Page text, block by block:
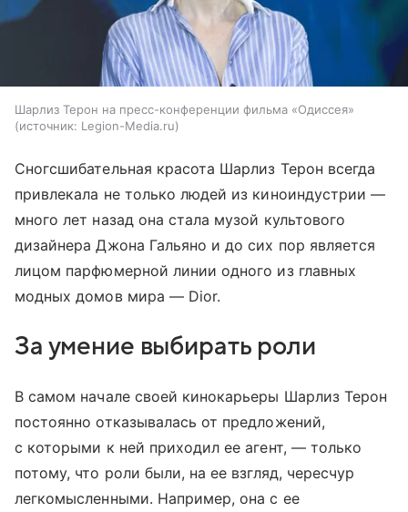
Шарлиз Терон на пресс-конференции фильма «Одиссея»
источник: Legion-Media.ru
Сногсшибательная красота Шарлиз Терон всегда
привлекала не только людей из киноиндустрии —
много лет назад она стала музой культового
дизайнера Джона Гальяно и до сих пор является
лицом парфюмерной линии одного из главных
модных домов мира — Dior.
За умение выбирать роли
В самом начале своей кинокарьеры Шарлиз Терон
постоянно отказывалась от предложений,
с которыми к ней приходил ее агент, — только
потому, что роли были, на ее взгляд, чересчур
легкомысленными. Например, она с ее